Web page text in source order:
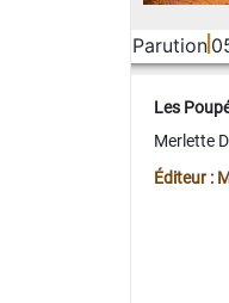
Parution
Les
Merlette
Éditeur :